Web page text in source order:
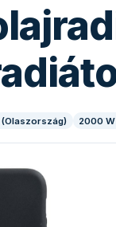
(Olaszország) 2000